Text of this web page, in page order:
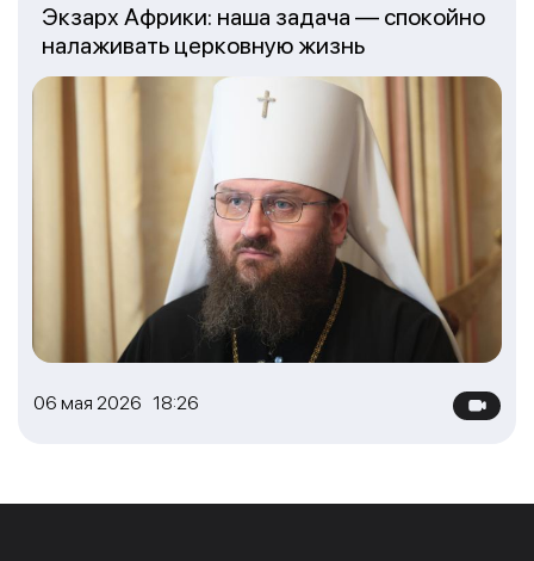
06 мая 2026 18:26
Экзарх Африки: наша задача — спокойно
налаживать церковную жизнь